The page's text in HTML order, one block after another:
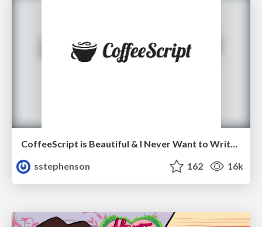
sstephenson
162 16k